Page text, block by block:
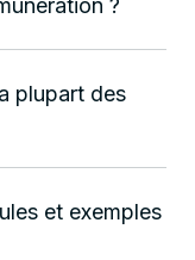
?
plupart des
et exemples